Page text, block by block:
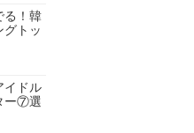
る！韓
グトッ
イドル
ー⑦選